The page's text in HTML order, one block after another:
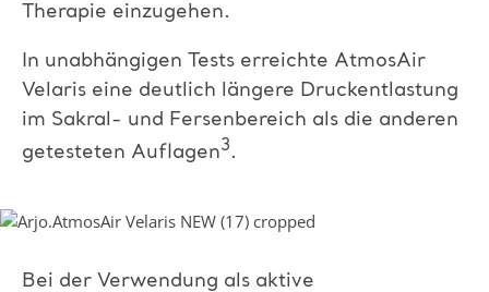
Therapie einzugehen.
In unabhängigen Tests erreichte AtmosAir
Velaris eine deutlich längere Druckentlastung
im Sakral- und Fersenbereich als die anderen
getesteten Auflagen3 .
Bei der Verwendung als aktive